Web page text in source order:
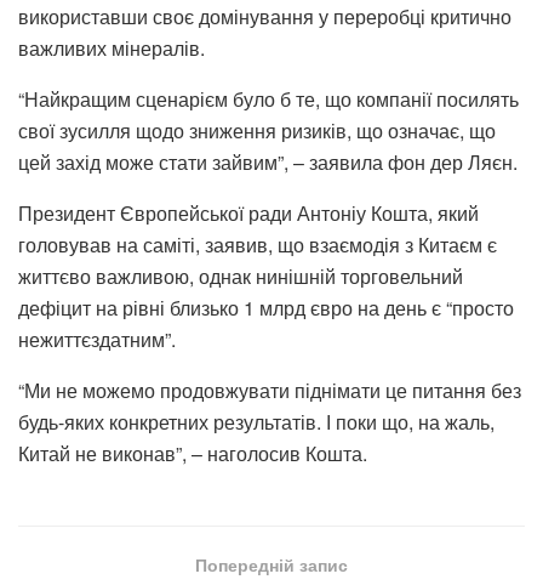
використавши своє домінування у переробці критично
важливих мінералів.
“Найкращим сценарієм було б те, що компанії посилять
свої зусилля щодо зниження ризиків, що означає, що
цей захід може стати зайвим”, – заявила фон дер Ляєн.
Президент Європейської ради Антоніу Кошта, який
головував на саміті, заявив, що взаємодія з Китаєм є
життєво важливою, однак нинішній торговельний
дефіцит на рівні близько 1 млрд євро на день є “просто
нежиттєздатним”.
“Ми не можемо продовжувати піднімати це питання без
будь-яких конкретних результатів. І поки що, на жаль,
Китай не виконав”, – наголосив Кошта.
Попередній запис